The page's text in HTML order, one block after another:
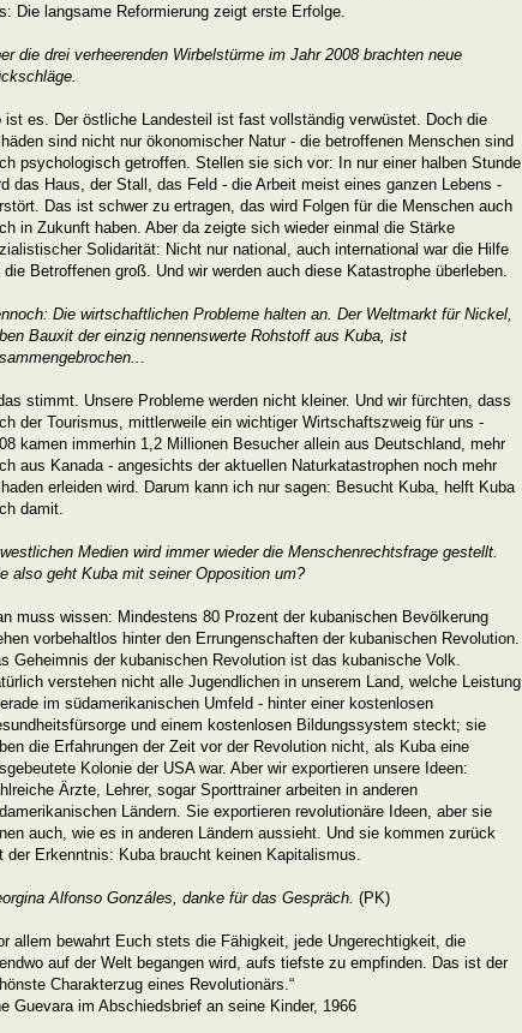
Die langsame Reformierung zeigt erste Erfolge.
die drei verheerenden Wirbelstürme im Jahr 2008 brachten neue
ist es. Der östliche Landesteil ist fast vollständig verwüstet. Doch die
sind nicht nur ökonomischer Natur - die betroffenen Menschen sind
psychologisch getroffen. Stellen sie sich vor: In nur einer halben Stunde
das Haus, der Stall, das Feld - die Arbeit meist eines ganzen Lebens -
Das ist schwer zu ertragen, das wird Folgen für die Menschen auch
in Zukunft haben. Aber da zeigte sich wieder einmal die Stärke
Solidarität: Nicht nur national, auch international war die Hilfe
die Betroffenen groß. Und wir werden auch diese Katastrophe überleben.
Die wirtschaftlichen Probleme halten an. Der Weltmarkt für Nickel,
Bauxit der einzig nennenswerte Rohstoff aus Kuba, ist
stimmt. Unsere Probleme werden nicht kleiner. Und wir fürchten, dass
der Tourismus, mittlerweile ein wichtiger Wirtschaftszweig für uns -
kamen immerhin 1,2 Millionen Besucher allein aus Deutschland, mehr
aus Kanada - angesichts der aktuellen Naturkatastrophen noch mehr
erleiden wird. Darum kann ich nur sagen: Besucht Kuba, helft Kuba
damit.
Medien wird immer wieder die Menschenrechtsfrage gestellt.
also geht Kuba mit seiner Opposition um?
muss wissen: Mindestens 80 Prozent der kubanischen Bevölkerung
vorbehaltlos hinter den Errungenschaften der kubanischen Revolution.
Geheimnis der kubanischen Revolution ist das kubanische Volk.
verstehen nicht alle Jugendlichen in unserem Land, welche Leistung
im südamerikanischen Umfeld - hinter einer kostenlosen
und einem kostenlosen Bildungssystem steckt; sie
die Erfahrungen der Zeit vor der Revolution nicht, als Kuba eine
Kolonie der USA war. Aber wir exportieren unsere Ideen:
Ärzte, Lehrer, sogar Sporttrainer arbeiten in anderen
Ländern. Sie exportieren revolutionäre Ideen, aber sie
auch, wie es in anderen Ländern aussieht. Und sie kommen zurück
der Erkenntnis: Kuba braucht keinen Kapitalismus.
Alfonso Gonzáles, danke für das Gespräch. (PK)
allem bewahrt Euch stets die Fähigkeit, jede Ungerechtigkeit, die
auf der Welt begangen wird, aufs tiefste zu empfinden. Das ist der
Charakterzug eines Revolutionärs.“
Guevara im Abschiedsbrief an seine Kinder, 1966